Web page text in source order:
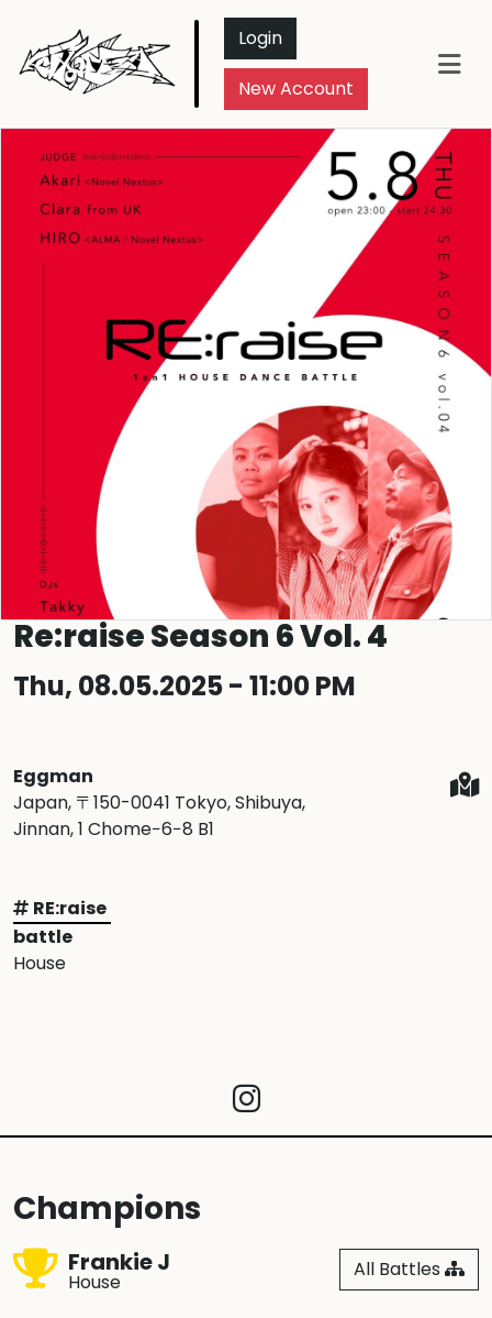
Login
New Account
Re:raise Season 6 Vol. 4
Thu, 08.05.2025 - 11:00 PM
Eggman
Japan, 〒150-0041 Tokyo, Shibuya,
Jinnan, 1 Chome−6−8 B1
RE:raise
battle
House
Champions
Frankie J
House
All Battles